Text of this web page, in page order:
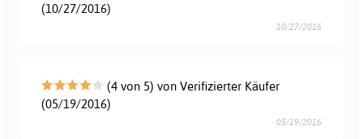
(10/27/2016)
10/27/2016
(4 von 5) von Verifizierter Käufer
(05/19/2016)
05/19/2016